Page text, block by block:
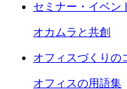
セミナー・イベン
オカムラと共創
オフィスづくりの
オフィスの用語集